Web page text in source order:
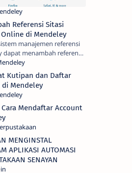
Referensi Sitasi
di Mendeley
manajemen referensi
dapat menambah referensi
artikel yang kita cari
database jurnal
Kutipan dan Daftar
di Mendeley
Mendaftar Account
MENGINSTAL
APLIKASI AUTOMASI
SENAYAN